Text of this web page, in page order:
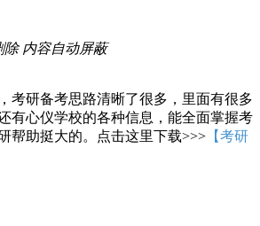
除 内容自动屏蔽
考研备考思路清晰了很多，里面有很多
有心仪学校的各种信息，能全面掌握考
帮助挺大的。点击这里下载>>> 【考研